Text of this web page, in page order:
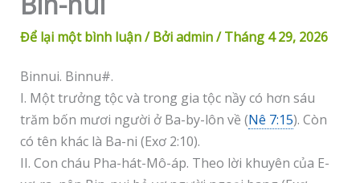
Để lại một bình luận/ Bởiadmin/Tháng 4 29, 2026
Binnui. Binnu#.
I. Một trưởng tộc và trong gia tộc nầy có hơn sáu
trăm bốn mươi người ở Ba-by-lôn về (Nê 7:15). Còn
có tên khác là Ba-ni (Exơ 2:10).
II. Con cháu Pha-hát-Mô-áp. Theo lời khuyên của E-